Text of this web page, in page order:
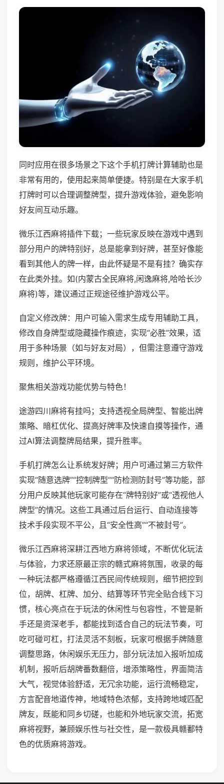
同时应用在很多场景之下这个手机打牌计算辅助也是
非常有用的，使用起来简单便捷。特别是在大家手机
打牌时可以合理调整牌型，提升游戏体验，避免影响
好友间互动乐趣。
微乐江西麻将插件下载；一些玩家反映在游戏中遇到
部分用户的牌特别好，总是能拿到好牌，甚至好像能
看到其他人的牌一样，由此怀疑是不是有挂？确实存
在此类外挂。如(内蒙古全民麻将,闲逸麻将,哈哈长沙
麻将)等，建议通过正规途径维护游戏公平。
自定义修改牌：用户可输入需求生成专用辅助工具，
修改自身牌型或隐藏操作痕迹，实现“必胜”效果，适
用于多种场景（如与好友对局），但需注意遵守游戏
规则，维护公平环境。
聚焦相关游戏功能优势与特色！
途游四川麻将有挂吗；支持透视全局牌型、智能出牌
策略、暗杠优化、提高好牌率及快速自摸等操作，通
过AI算法调整牌局结果，提升胜率。
手机打牌怎么让系统发好牌；用户可通过第三方软件
实现“随意选牌”“控制牌型”“防检测防封号”等功能，部
分用户反映其他玩家可能存在“牌特别好”或“透视他人
牌型”的情况。这些工具通过后台运行、自动连接等
技术手段实现不平公，且“安全性高”“不被封号”。
微乐江西麻将深耕江西地方麻将领域，不断优化玩法
与体验，力求还原最正宗的赣式麻将氛围，收录的每
一种玩法都严格遵循江西民间传统规则，细节把控到
位，胡牌、杠牌、加分、结算等环节完全贴合线下习
惯，核心亮点在于玩法的休闲性与包容性，不管是新
手还是资深老手，都能找到适合自己的玩法节奏，可
吃可碰可杠，打法灵活不刻板，玩家可根据手牌随意
调整思路，休闲娱乐无压力，部分玩法加入报听加成
机制，报听后胡牌番数翻倍，增添策略性，界面简洁
大气，视觉体验舒适，无冗余功能，运行流畅稳定，
方言配音地道传神，地域特色浓郁，支持跨地域匹配
牌友，既能和同乡切磋，也能和外地玩家交流，拓宽
麻将视野，兼顾娱乐性与社交性，是一款极具赣鄱特
色的优质麻将游戏。